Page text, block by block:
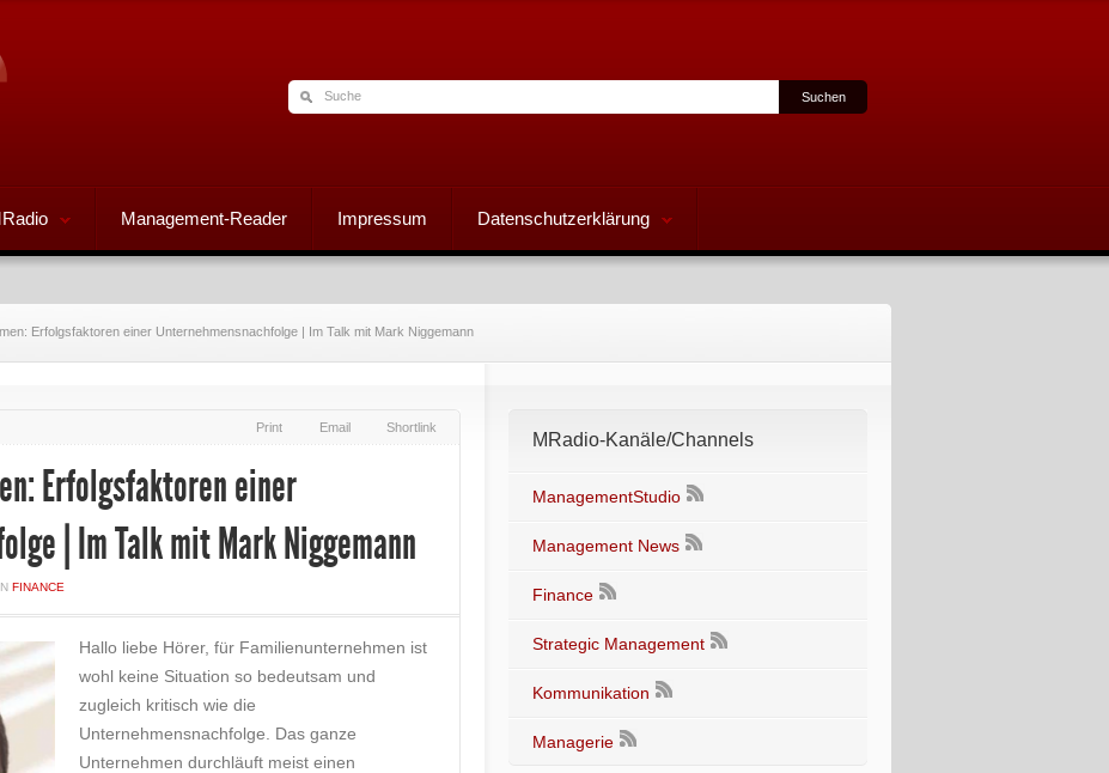
Management-Reader Impressum Datenschutzerklärung
Erfolgsfaktoren einer Unternehmensnachfolge | Im Talk mit Mark Niggemann
Print Email Shortlink
Erfolgsfaktoren einer
| Im Talk mit Mark Niggemann
FINANCE
Hallo liebe Hörer, für Familienunternehmen ist
wohl keine Situation so bedeutsam und
zugleich kritisch wie die
Unternehmensnachfolge. Das ganze
Unternehmen durchläuft meist einen
MRadio-Kanäle/Channels
ManagementStudio
Management News
Finance
Strategic Management
Kommunikation
Managerie